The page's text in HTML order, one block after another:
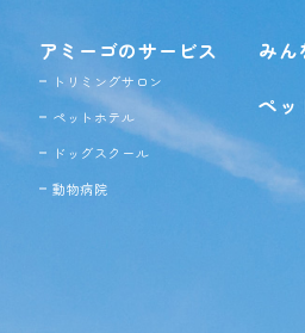
アミーゴのサービス
トリミングサロン
ペットホテル
ドッグスクール
動物病院
みん
ペッ